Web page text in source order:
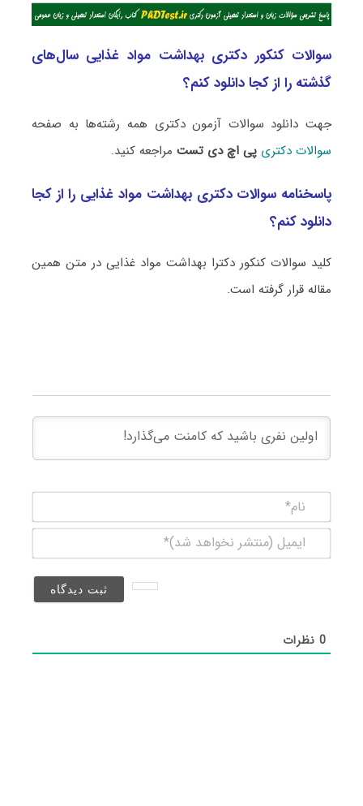
سوالات کنکور دکتری بهداشت مواد غذایی سال‌های
گذشته را از کجا دانلود کنم؟
جهت دانلود سوالات آزمون دکتری همه رشته‌ها به صفحه
سوالات دکتری پی اچ دی تستمراجعه کنید.
پاسخنامه سوالات دکتری بهداشت مواد غذایی را از کجا
دانلود کنم؟
کلید سوالات کنکور دکترا بهداشت مواد غذایی در متن همین
مقاله قرار گرفته است.
(منتشر
0نظرات